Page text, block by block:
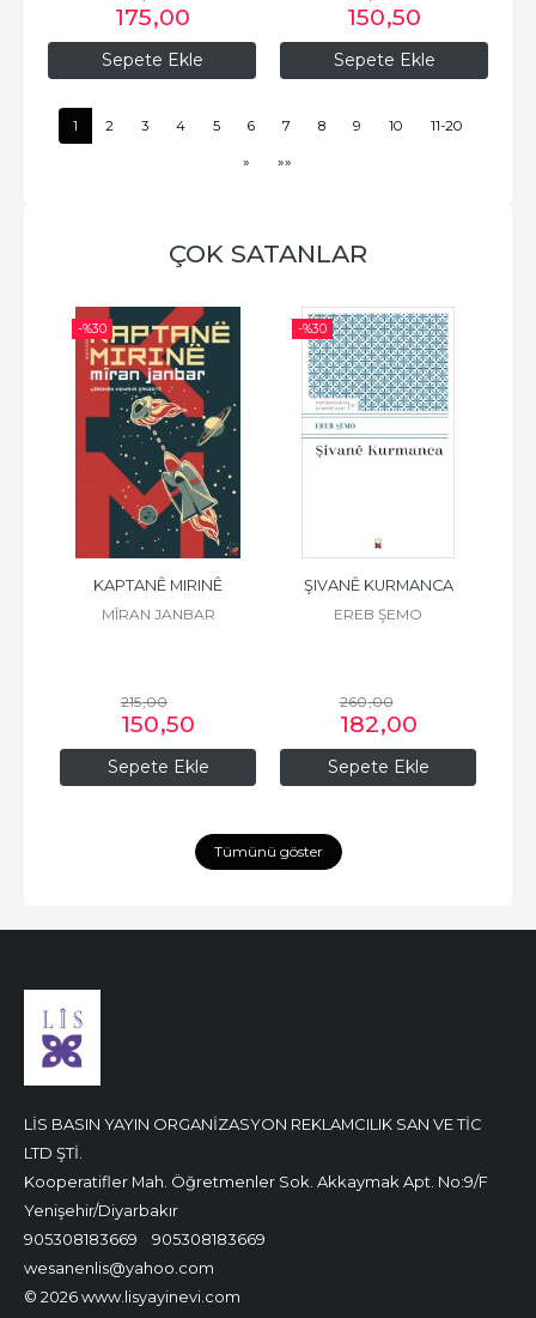
Sepete Ekle
175,00
Sepete Ekle
150,50
1 2 3 4 5 6 7 8 9 10 11-20
» »»
ÇOK SATANLAR
-%30
Sepete Ekle
KAPTANÊ MIRINÊ
MÎRAN JANBAR
215,00
150,50
-%30
Sepete Ekle
ŞIVANÊ KURMANCA
EREB ŞEMO
260,00
182,00
Tümünü göster
LİS BASIN YAYIN ORGANİZASYON REKLAMCILIK SAN VE TİC
LTD ŞTİ.
Kooperatifler Mah. Öğretmenler Sok. Akkaymak Apt. No:9/F
Yenişehir/Diyarbakır
905308183669
905308183669
wesanenlis@yahoo.com
© 2026 www.lisyayinevi.com